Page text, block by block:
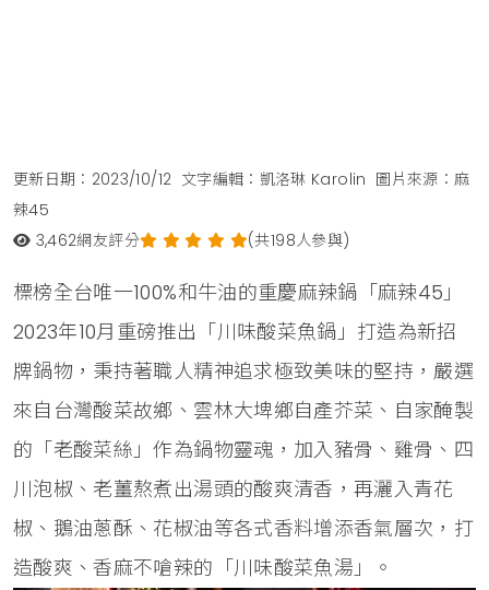
更新日期：2023/10/12 文字編輯：凱洛琳 Karolin 圖片來源：麻
辣45
3,462網友評分 (共198人參與)
標榜全台唯一100%和牛油的重慶麻辣鍋「麻辣45」
2023年10月重磅推出「川味酸菜魚鍋」打造為新招
牌鍋物，秉持著職人精神追求極致美味的堅持，嚴選
來自台灣酸菜故鄉、雲林大埤鄉自產芥菜、自家醃製
的「老酸菜絲」作為鍋物靈魂，加入豬骨、雞骨、四
川泡椒、老薑熬煮出湯頭的酸爽清香，再灑入青花
椒、鵝油蔥酥、花椒油等各式香料增添香氣層次，打
造酸爽、香麻不嗆辣的「川味酸菜魚湯」。